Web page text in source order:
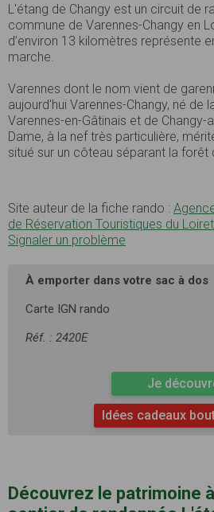
L'étang de Changy est un circuit de
commune de Varennes-Changy en
d’environ 13 kilomètres représente
marche.
Varennes dont le nom vient de
aujourd'hui Varennes-Changy, né de
Varennes-en-Gâtinais et de Changy-
Dame, à la nef très particulière,
situé sur un côteau séparant la forêt
Site auteur de la fiche rando :
de Réservation Touristiques du Loiret
Signaler un problème
À emporter dans votre sac à dos
Carte IGN rando
Réf. : 2420E
Je
Idées cadeaux
Découvrez le patrimoine